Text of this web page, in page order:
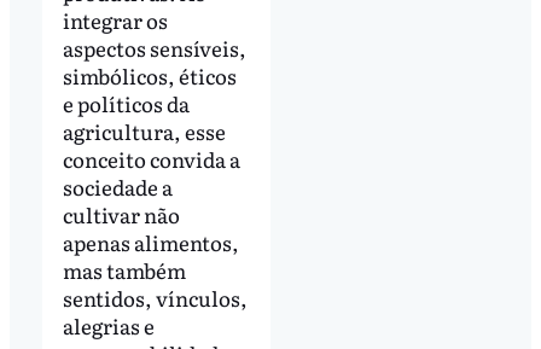
integrar os
aspectos sensíveis,
simbólicos, éticos
e políticos da
agricultura, esse
conceito convida a
sociedade a
cultivar não
apenas alimentos,
mas também
sentidos, vínculos,
alegrias e